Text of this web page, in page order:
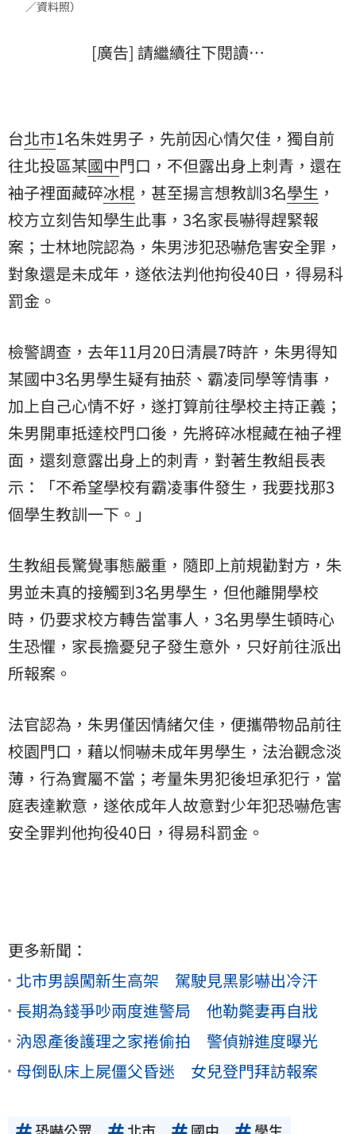
／資料照）
[廣告] 請繼續往下閱讀…
台北市1名朱姓男子，先前因心情欠佳，獨自前
往北投區某國中門口，不但露出身上刺青，還在
袖子裡面藏碎冰棍 ，甚至揚言想教訓3名學生 ，
校方立刻告知學生此事，3名家長嚇得趕緊報
案；士林地院認為，朱男涉犯恐嚇危害安全罪，
對象還是未成年，遂依法判他拘役40日，得易科
罰金。
檢警調查，去年11月20日清晨7時許，朱男得知
某國中3名男學生疑有抽菸、霸凌同學等情事，
加上自己心情不好，遂打算前往學校主持正義；
朱男開車抵達校門口後，先將碎冰棍藏在袖子裡
面，還刻意露出身上的刺青，對著生教組長表
示：「不希望學校有霸凌事件發生，我要找那3
個學生教訓一下。」
生教組長驚覺事態嚴重，隨即上前規勸對方，朱
男並未真的接觸到3名男學生，但他離開學校
時，仍要求校方轉告當事人，3名男學生頓時心
生恐懼，家長擔憂兒子發生意外，只好前往派出
所報案。
法官認為，朱男僅因情緒欠佳，便攜帶物品前往
校園門口，藉以恫嚇未成年男學生，法治觀念淡
薄，行為實屬不當；考量朱男犯後坦承犯行，當
庭表達歉意，遂依成年人故意對少年犯恐嚇危害
安全罪判他拘役40日，得易科罰金。
更多新聞：
北市男誤闖新生高架 駕駛見黑影嚇出冷汗
長期為錢爭吵兩度進警局 他勒斃妻再自戕
汭恩產後護理之家捲偷拍 警偵辦進度曝光
母倒臥床上屍僵父昏迷 女兒登門拜訪報案